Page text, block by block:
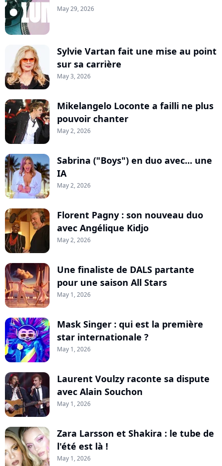
May 29, 2026
Sylvie Vartan fait une mise au point
sur sa carrière
May 3, 2026
Mikelangelo Loconte a failli ne plus
pouvoir chanter
May 2, 2026
Sabrina ("Boys") en duo avec... une
IA
May 2, 2026
Florent Pagny : son nouveau duo
avec Angélique Kidjo
May 2, 2026
Une finaliste de DALS partante
pour une saison All Stars
May 1, 2026
Mask Singer : qui est la première
star internationale ?
May 1, 2026
Laurent Voulzy raconte sa dispute
avec Alain Souchon
May 1, 2026
Zara Larsson et Shakira : le tube de
l'été est là !
May 1, 2026